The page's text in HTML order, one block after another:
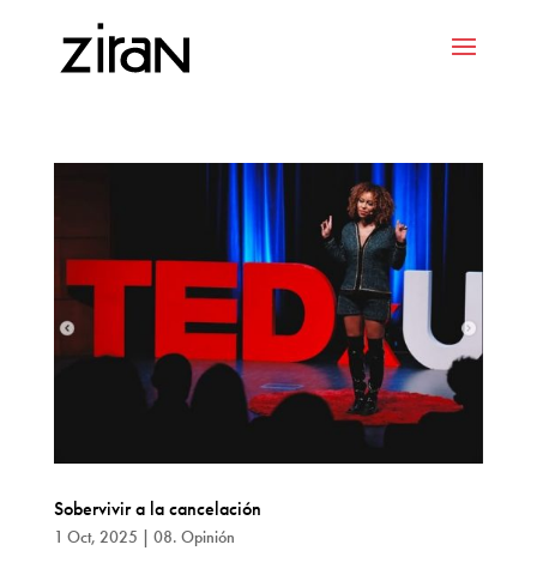
Sobervivir a la cancelación
1 Oct, 2025 | 08. Opinión